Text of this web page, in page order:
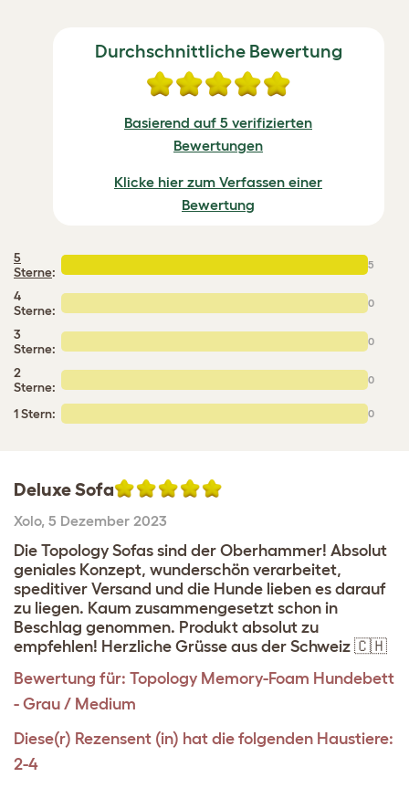
Durchschnittliche Bewertung
Basierend auf 5 verifizierten
Bewertungen
Klicke hier zum Verfassen einer
Bewertung
5
Sterne: 5
4
Sterne:
0
3
Sterne:
0
2
Sterne:
0
1 Stern: 0
Deluxe Sofa
Xolo, 5 Dezember 2023
Die Topology Sofas sind der Oberhammer! Absolut
geniales Konzept, wunderschön verarbeitet,
speditiver Versand und die Hunde lieben es darauf
zu liegen. Kaum zusammengesetzt schon in
Beschlag genommen. Produkt absolut zu
empfehlen! Herzliche Grüsse aus der Schweiz 🇨🇭
Bewertung für: Topology Memory-Foam Hundebett
- Grau / Medium
Diese(r) Rezensent (in) hat die folgenden Haustiere:
2-4